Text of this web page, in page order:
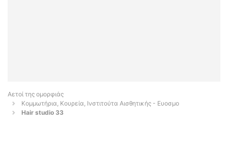
Αετοί της ομορφιάς
Κομμωτήρια, Κουρεία, Ινστιτούτα Αισθητικής - Ευοσμο
Hair studio 33